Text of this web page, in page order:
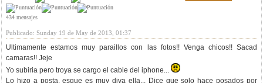
434 mensajes
Publicado: Sunday 19 de May de 2013, 01:37
Ultimamente estamos muy paraillos con las fotos!! Venga chicos!! Sacad
camaras!! Jeje
Yo subiria pero troya se cargo el cable del iphone...
Lo hizo a posta, esque es muy diva ella... Dice que solo hace posados por